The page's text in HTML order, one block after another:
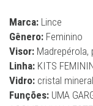
Marca: Lince
Gênero: Feminino
Visor:
Linha: KITS
Vidro: cristal mineral
Funções: UMA